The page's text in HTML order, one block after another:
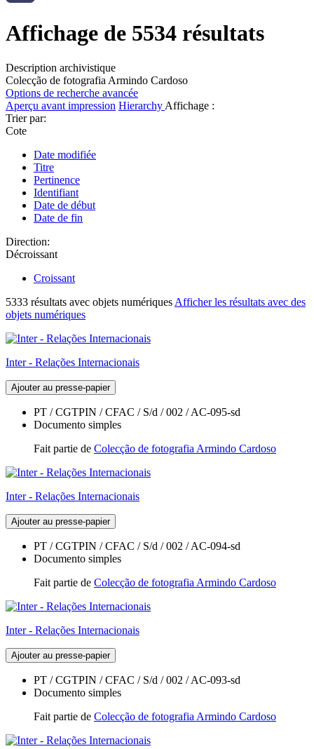
Affichage de 5534 résultats
Description archivistique
Colecção de fotografia Armindo Cardoso
Options de recherche avancée
Aperçu avant impression Hierarchy Affichage :
Trier par:
Cote
Date modifiée
Titre
Pertinence
Identifiant
Date de début
Date de fin
Direction:
Décroissant
Croissant
5333 résultats avec objets numériques Afficher les résultats avec des
objets numériques
Inter - Relações Internacionais
Ajouter au presse-papier
PT / CGTPIN / CFAC / S/d / 002 / AC-095-sd
Documento simples
Fait partie de Colecção de fotografia Armindo Cardoso
Inter - Relações Internacionais
Ajouter au presse-papier
PT / CGTPIN / CFAC / S/d / 002 / AC-094-sd
Documento simples
Fait partie de Colecção de fotografia Armindo Cardoso
Inter - Relações Internacionais
Ajouter au presse-papier
PT / CGTPIN / CFAC / S/d / 002 / AC-093-sd
Documento simples
Fait partie de Colecção de fotografia Armindo Cardoso